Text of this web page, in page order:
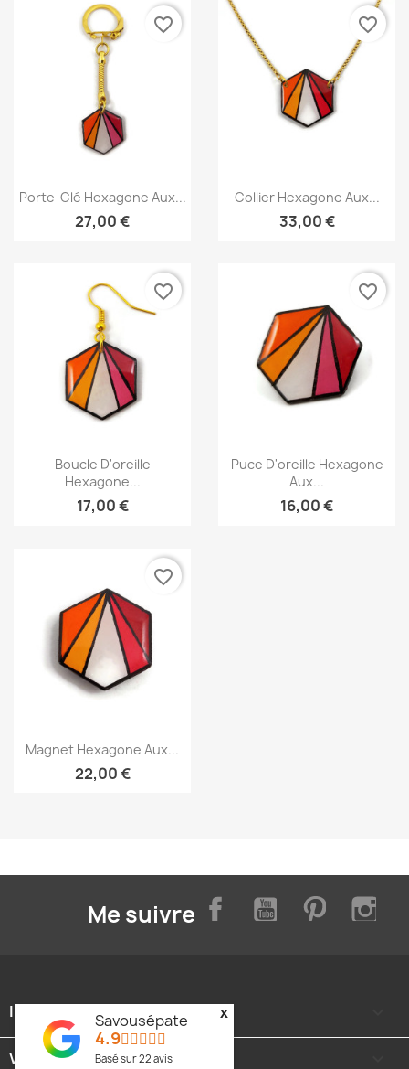
Aperçu rapide
Porte-Clé Hexagone Aux...
27,00 €
favorite_border
Aperçu rapide
Collier Hexagone Aux...
33,00 €
favorite_border
Aperçu rapide
Boucle D'oreille
Hexagone...
17,00 €
favorite_border
 Aperçu rapide
Puce D'oreille Hexagone
Aux...
16,00 €
favorite_border
Aperçu rapide
Magnet Hexagone Aux...
22,00 €
favorite_border
Me suivre FacebookYouTube Pinterest
INFORMATIONS
VOTRE COMPTE
Savousépate
4.9
Basé sur22 avis
x